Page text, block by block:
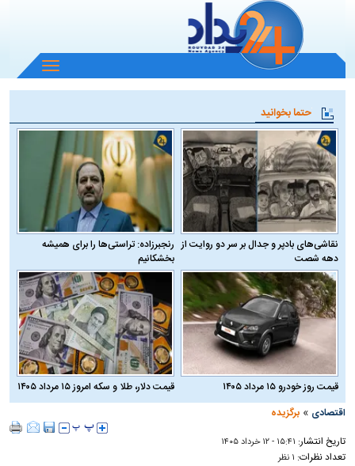
باز
و
منو
حتما بخوانید
نقاشی‌های بادپر و جدال بر سر دو روایت از
دهه شصت
رنجبرزاده: تراستی‌ها را برای همیشه
بخشکانیم
قیمت روز خودرو ۱۵ مرداد ۱۴۰۵
قیمت دلار، طلا و سکه امروز ۱۵ مرداد ۱۴۰۵
اقتصادی »برگزیده
تاریخ انتشار: ۱۵:۴۱ - ۱۲ خرداد ۱۴۰۵
تعداد نظرات: ۱ نظر